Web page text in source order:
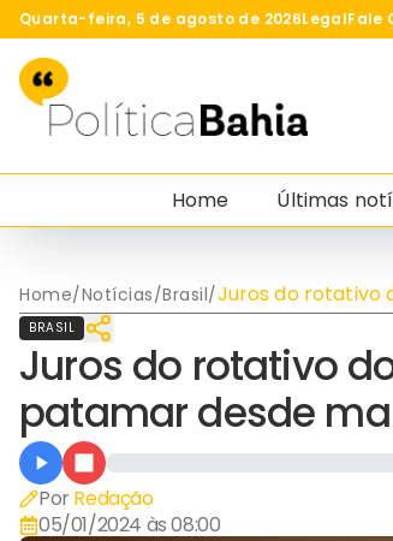
Quarta-feira, 5 de agosto de 2026LegalFale
Home Últimas
Home/Notícias/Brasil/Juros do rotativo
cartão de crédito
março de 2023
BRASIL
Juros do rotativo
patamar desde
Por Redação
05/01/2024 às 08:00